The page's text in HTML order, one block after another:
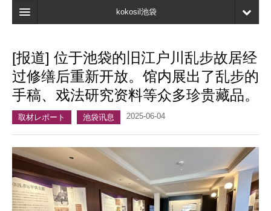
kokosil池袋
地图
最新信息
口碑
我的页面
书签
[报道] 位于池袋的旧江户川乱步故居经
过修缮后重新开放。馆内展出了乱步的
手稿、戏法研究资料等众多珍贵藏品。
取材レポート 池袋讯息 2025-06-04